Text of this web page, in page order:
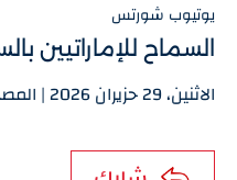
يوتيوب شورتس
السماح للإماراتيين
الاثنين، 29 حزيران 2026 | المصدر : REDTV